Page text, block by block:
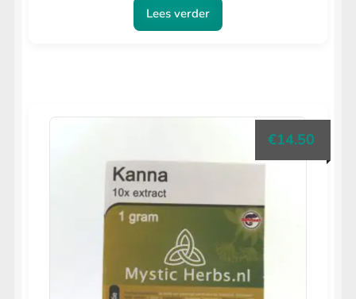
Lees verder
€14.50